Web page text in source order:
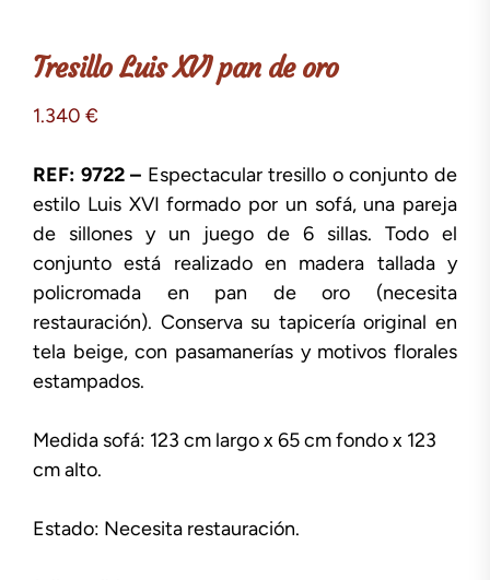
Tresillo Luis XVI pan de oro
1.340 €
REF: 9722 – Espectacular tresillo o conjunto de
estilo Luis XVI formado por un sofá, una pareja
de sillones y un juego de 6 sillas. Todo el
conjunto está realizado en madera tallada y
policromada en pan de oro (necesita
restauración). Conserva su tapicería original en
tela beige, con pasamanerías y motivos florales
estampados.
Medida sofá: 123 cm largo x 65 cm fondo x 123
cm alto.
Estado: Necesita restauración.